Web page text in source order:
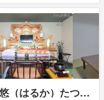
（はるか）たつの